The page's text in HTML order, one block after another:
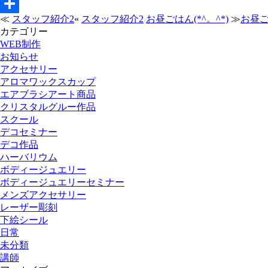
Line
共
有
≪ スタッフ紹介2« スタッフ紹介2 お昼ごはん(*^。^*) ≫お昼
カテゴリー
WEB制作
お知らせ
アクセサリー
アロマワックスカップ
エアブラシアート商品
クリスタルグルー作品
スクール
デコセミナー
デコ作品
ハーバリウム
ボディージュエリー
ボディージュエリーセミナー
メンズアクセサリー
レーザー彫刻
下絵シール
日常
未分類
講師